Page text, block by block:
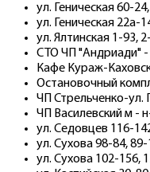
ул. Геническая 60-
ул. Геническая 22а-
ул. Ялтинская 1-93,
СТО ЧП "Андриади" -
Кафе Кураж-
Остановочный
ЧП Стрельченко-ул.
ЧП Василевский м -
ул. Седовцев 116-
ул. Сухова 98-84, 89-
ул. Сухова 102-156,